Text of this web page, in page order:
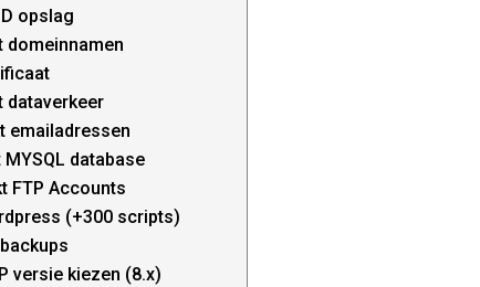
opslag
domeinnamen
dataverkeer
emailadressen
MYSQL database
FTP Accounts
(+300 scripts)
versie kiezen (8.x)